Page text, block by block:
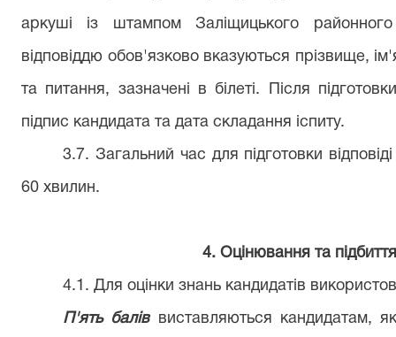
аркуші із штампом Заліщицького
відповіддю обов'язково вказуються прізвище,
та питання, зазначені в білеті. Після
підпис кандидата та дата складання іспиту.
3.7. Загальний час для підготовки
60 хвилин.
4. Оцінювання та підбиття
4.1. Для оцінки знань кандидатів
П'ять баліввиставляються кандидатам,